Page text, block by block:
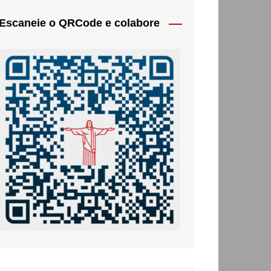
o QRCode e colabore